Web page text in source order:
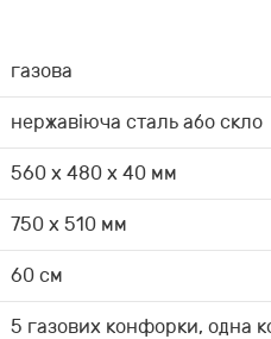
газова
нержавіюча сталь або скло
560 х 480 х 40 мм
750 х 510 мм
60 см
5 газових конфорки, одна